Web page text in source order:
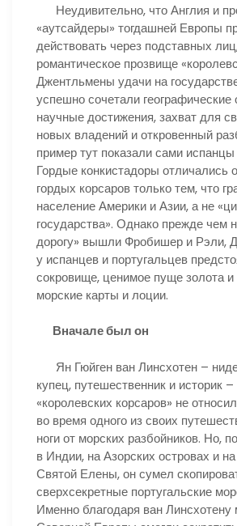
Неудивительно, что Англия и
«аутсайдеры» тогдашней Европы
действовать через подставных
романтическое прозвище
Джентльмены удачи на
успешно сочетали географические
научные достижения, захват для
новых владений и откровенный
пример тут показали сами
Гордые конкистадоры отличались
гордых корсаров только тем, что
население Америки и Азии, а не
государства». Однако прежде чем
дорогу» вышли Фробишер и Рэли,
у испанцев и португальцев
сокровище, ценимое пуще золота
морские карты и лоции.
Вначале был он
Ян Гюйген ван Линсхотен –
купец, путешественник и историк –
«королевских корсаров» не
во время одного из своих
ноги от морских разбойников. Но,
в Индии, на Азорских островах и
Святой Елены, он сумел
сверхсекретные португальские
Именно благодаря ван Линсхотену